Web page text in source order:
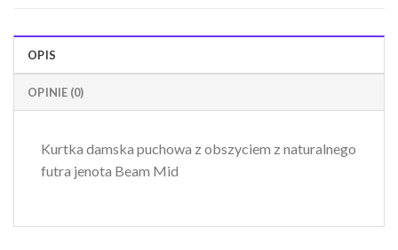
OPIS
OPINIE (0)
Kurtka damska puchowa z obszyciem z naturalnego
futra jenota Beam Mid